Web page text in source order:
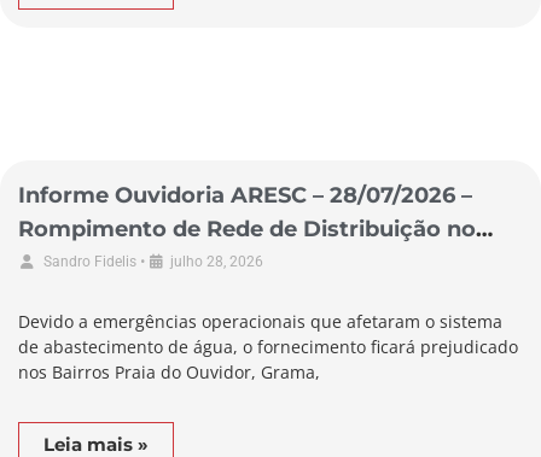
Informe Ouvidoria ARESC – 28/07/2026 –
Rompimento de Rede de Distribuição no
Município de Garopaba
Sandro Fidelis • julho 28, 2026
Devido a emergências operacionais que afetaram o sistema
de abastecimento de água, o fornecimento ficará prejudicado
nos Bairros Praia do Ouvidor, Grama,
Leia mais »